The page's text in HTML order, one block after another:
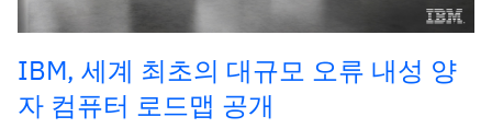
IBM, 세계 최초의 대규모 오류 내성 양
자 컴퓨터 로드맵 공개